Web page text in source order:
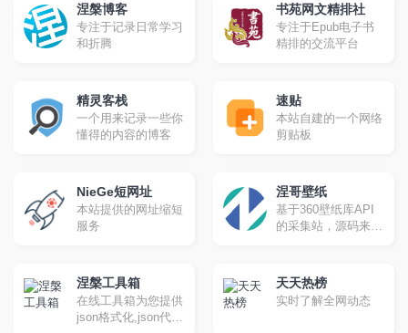
涅槃博客
专注于记录日常学习
和折腾
书苑网文精排社
专注于Epub电子书
精排的交流平台
精灵客栈
一个用来记录一些你
懂得的内容的博客
速贴
本站自建的一个网络
剪贴板
NieGe短网址
本站提供的网址缩短
服务
涅哥壁纸
基于360壁纸库API
的采集站，源码来自
涅槃工具箱
在线工具箱为您提供
json格式化,json代码
天天热榜
实时了解全网动态